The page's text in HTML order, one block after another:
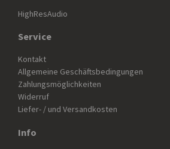
HighResAudio
Service
Kontakt
Allgemeine Geschäftsbedingungen
Zahlungsmöglichkeiten
Widerruf
Liefer- / und Versandkosten
Info